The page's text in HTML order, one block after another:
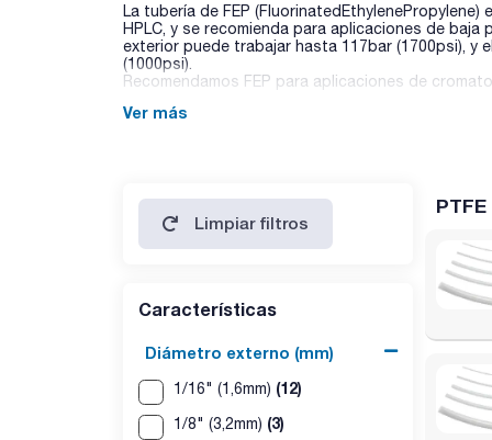
La tubería de FEP
HPLC, y se recomienda para aplicaciones de
exterior puede trabajar hasta 117bar (1700psi),
(1000psi).
Recomendamos FEP para aplicaciones de
Ver más
Limpiar filtros
Características
Diámetro externo (mm)
1/16" (1,6mm) (12)
1/8" (3,2mm) (3)
PTFE